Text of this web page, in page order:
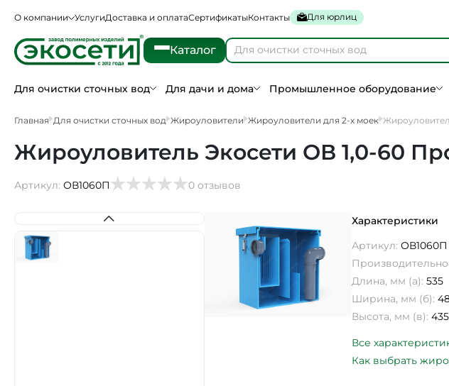
О компании УслугиДоставка и оплатаСертификатыКонтакты Для юрлиц
Каталог
Для очистки сточных вод Для дачи и дома Промышленное оборудование
Главная Для очистки сточных вод Жироуловители Жироуловители для 2-х моек
Жироуловитель Экосети ОВ 1,0-60
Артикул: ОВ1060П 0 отзывов
Характеристики
Артикул: ОВ1060П
Длина, мм (а): 535
Ширина, мм (б):
Высота, мм (в): 435
Все
Как выбрать